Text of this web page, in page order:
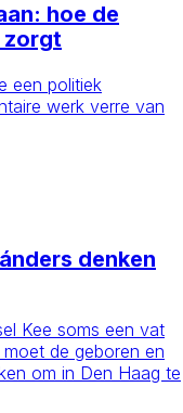
hoe de
zorgt
een politiek
werk verre van
denken
Kee soms een vat
de geboren en
om in Den Haag te